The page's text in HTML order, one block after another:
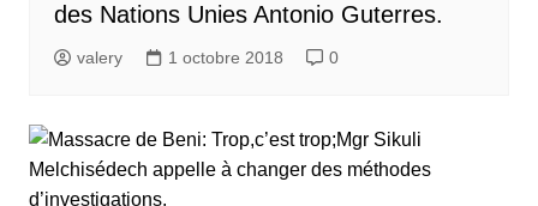
des Nations Unies Antonio Guterres.
valery 1 octobre 2018 0